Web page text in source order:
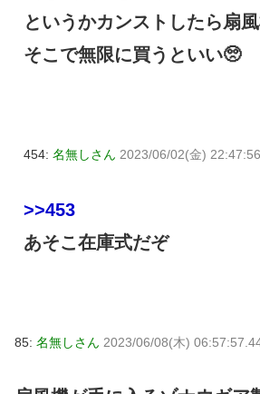
というかカンストしたら扇
そこで無限に買うといい🥺
454: 名無しさん 2023/06/02(金)
>>453
あそこ在庫式だぞ
85: 名無しさん 2023/06/08(木)